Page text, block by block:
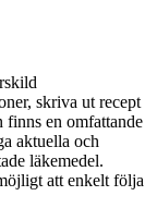
skriva ut recept
finns en omfattande
aktuella och
läkemedel.
att enkelt följa